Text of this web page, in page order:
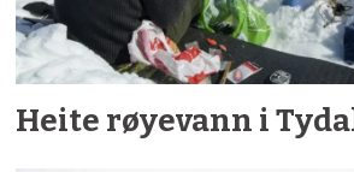
Heite røyevann i